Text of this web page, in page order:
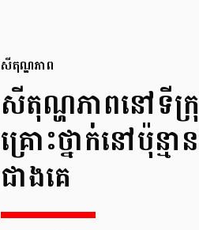
សីតុណ្ហភាព
សីតុណ្ហភាពនៅទីក្
គ្រោះថ្នាក់នៅប៉ុន្
ជាងគេ